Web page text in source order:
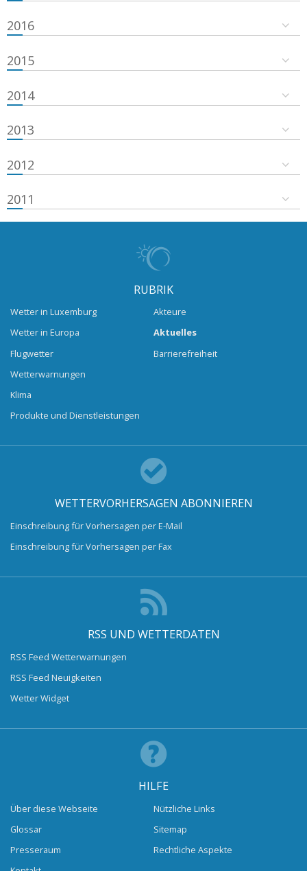
2016
2015
2014
2013
2012
2011
RUBRIK
Wetter in Luxemburg
Wetter in Europa
Flugwetter
Wetterwarnungen
Klima
Produkte und Dienstleistungen
Akteure
Aktuelles
Barrierefreiheit
WETTERVORHERSAGEN ABONNIEREN
Einschreibung für Vorhersagen per E-Mail
Einschreibung für Vorhersagen per Fax
RSS UND WETTERDATEN
RSS Feed Wetterwarnungen
RSS Feed Neuigkeiten
Wetter Widget
HILFE
Über diese Webseite
Glossar
Presseraum
Nützliche Links
Sitemap
Rechtliche Aspekte